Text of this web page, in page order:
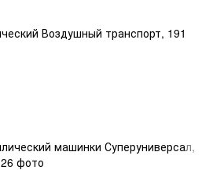
Воздушный транспорт, 191